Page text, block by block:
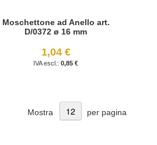
Moschettone ad Anello art.
D/0372 ø 16 mm
1,04 €
0,85 €
Mostra per pagina